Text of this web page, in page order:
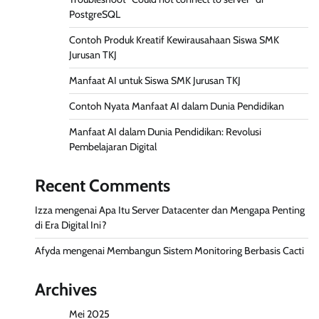
PostgreSQL
Contoh Produk Kreatif Kewirausahaan Siswa SMK
Jurusan TKJ
Manfaat AI untuk Siswa SMK Jurusan TKJ
Contoh Nyata Manfaat AI dalam Dunia Pendidikan
Manfaat AI dalam Dunia Pendidikan: Revolusi
Pembelajaran Digital
Recent Comments
Izza mengenaiApa Itu Server Datacenter dan Mengapa Penting
di Era Digital Ini?
Afyda mengenaiMembangun Sistem Monitoring Berbasis Cacti
Archives
Mei 2025